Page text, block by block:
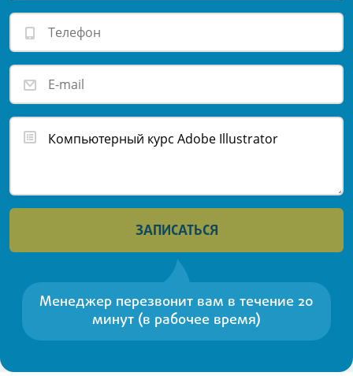
ЗАПИСАТЬСЯ
Менеджер перезвонит вам в течение 20
минут (в рабочее время)